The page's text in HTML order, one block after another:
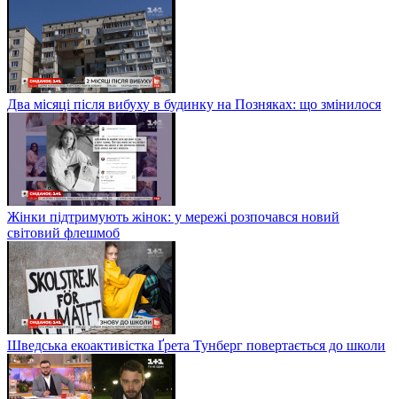
Два місяці після вибуху в будинку на Позняках: що змінилося
Жінки підтримують жінок: у мережі розпочався новий
світовий флешмоб
Шведська екоактивістка Ґрета Тунберг повертається до школи